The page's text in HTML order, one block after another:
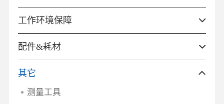
工作环境保障
配件&耗材
其它
测量工具